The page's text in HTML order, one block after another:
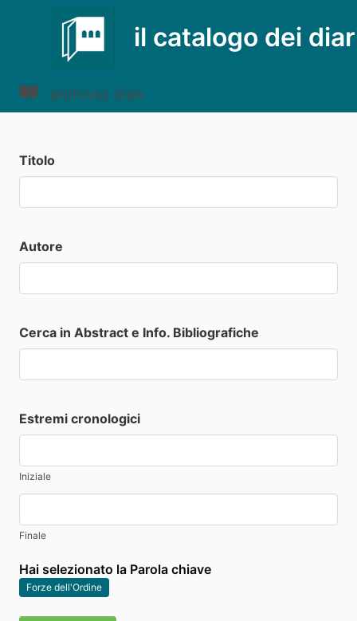
il catalogo dei
archivio diari
Titolo
Autore
Cerca in Abstract e Info. Bibliografiche
Estremi cronologici
Iniziale
Finale
Hai selezionato la Parola chiave
Forze dell'Ordine